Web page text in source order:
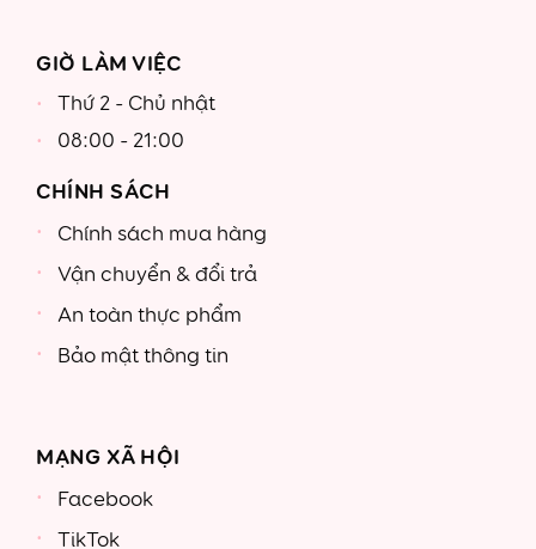
GIỜ LÀM VIỆC
Thứ 2 - Chủ nhật
08:00 - 21:00
CHÍNH SÁCH
Chính sách mua hàng
Vận chuyển & đổi trả
An toàn thực phẩm
Bảo mật thông tin
MẠNG XÃ HỘI
Facebook
TikTok